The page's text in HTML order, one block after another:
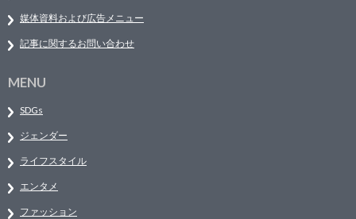
媒体資料および広告メニュー
記事に関するお問い合わせ
MENU
SDGs
ジェンダー
ライフスタイル
エンタメ
ファッション